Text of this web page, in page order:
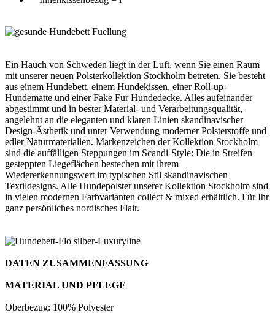
Ein Hauch von Schweden liegt in der Luft, wenn Sie einen Raum
mit unserer neuen Polsterkollektion Stockholm betreten. Sie besteht
aus einem Hundebett, einem Hundekissen, einer Roll-up-
Hundematte und einer Fake Fur Hundedecke. Alles aufeinander
abgestimmt und in bester Material- und Verarbeitungsqualität,
angelehnt an die eleganten und klaren Linien skandinavischer
Design-Ästhetik und unter Verwendung moderner Polsterstoffe und
edler Naturmaterialien. Markenzeichen der Kollektion Stockholm
sind die auffälligen Steppungen im Scandi-Style: Die in Streifen
gesteppten Liegeflächen bestechen mit ihrem
Wiedererkennungswert im typischen Stil skandinavischen
Textildesigns. Alle Hundepolster unserer Kollektion Stockholm sind
in vielen modernen Farbvarianten collect & mixed erhältlich. Für Ihr
ganz persönliches nordisches Flair.
DATEN ZUSAMMENFASSUNG
MATERIAL UND PFLEGE
Oberbezug: 100% Polyester